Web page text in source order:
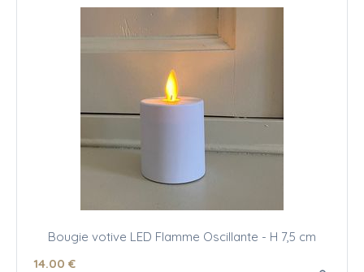
Bougie votive LED Flamme Oscillante - H 7,5 cm
14.00 €